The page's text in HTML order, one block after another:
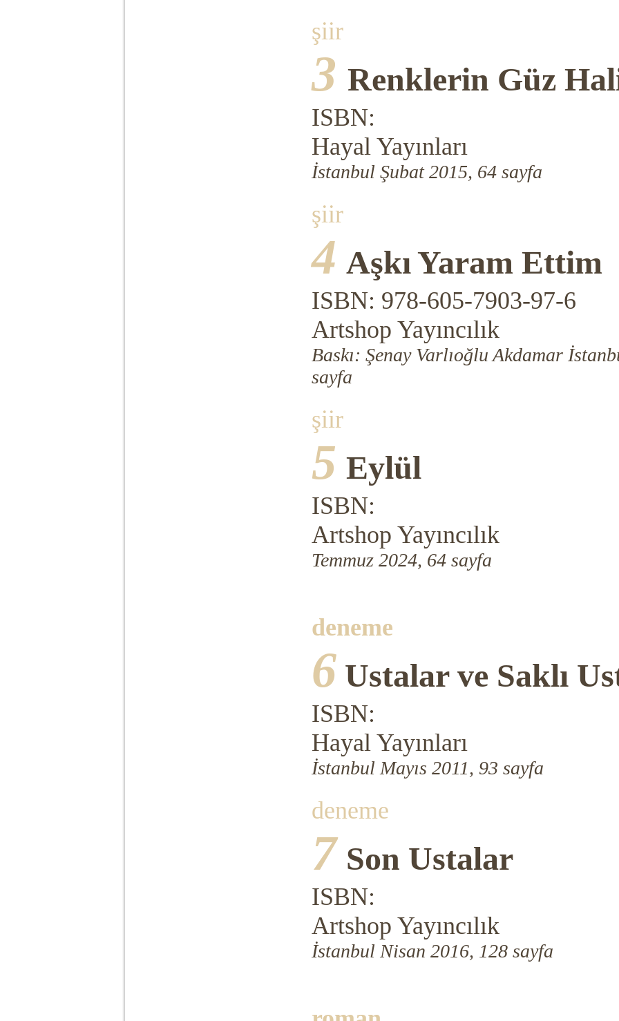
şiir
3 Renklerin Güz
ISBN:
Hayal Yayınları
İstanbul Şubat 2015, 64 sayfa
şiir
4 AşkıYaram Ettim
ISBN: 978-605-7903-97-6
Artshop Yayıncılık
Baskı: Şenay Varlıoğlu Akdamar
sayfa
şiir
5 Eylül
ISBN:
Artshop Yayıncılık
Temmuz 2024, 64 sayfa
deneme
6 Ustalar ve Saklı
ISBN:
Hayal Yayınları
İstanbul Mayıs 2011, 93 sayfa
deneme
7 Son Ustalar
ISBN:
Artshop Yayıncılık
İstanbul Nisan 2016, 128 sayfa